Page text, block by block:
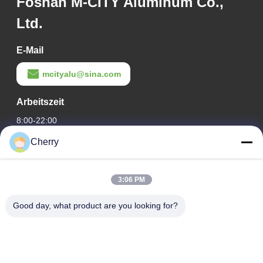
Ltd.
E-Mail
mcityalu@sina.com
Arbeitszeit
8:00-22:00
Unsere Adresse
Hegui Industriepark, Lishui, Nanhai Foshan Guangdong PR
Cherry
3:06 PM
Good day, what product are you looking for?